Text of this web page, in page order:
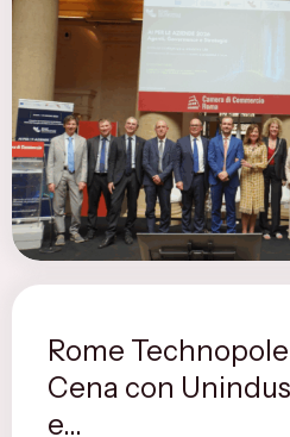
Rome
Cena con
e...